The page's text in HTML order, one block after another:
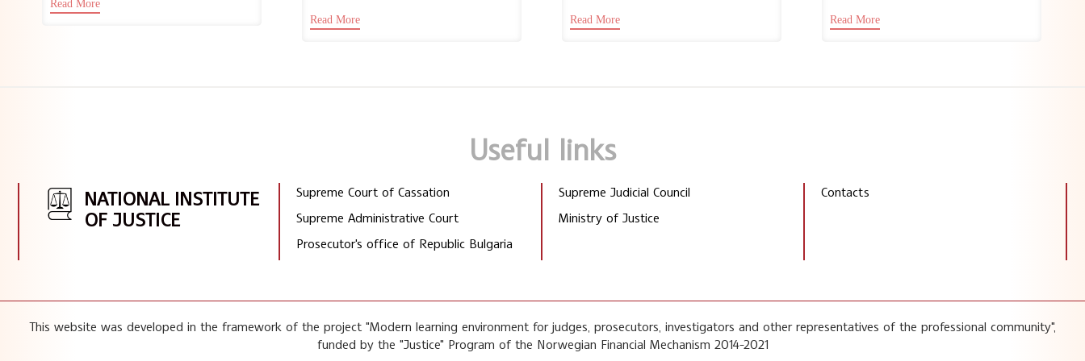
правосъдието, отправя покана за
Read More
откриване на учебната година...
Read More
гл. ас. д-р Николай...
Read More
директор на...
Read More
Useful links
NATIONAL INSTITUTE
OF JUSTICE
Supreme Court of Cassation
Supreme Administrative Court
Prosecutor's office of Republic Bulgaria
Supreme Judicial Council
Ministry of Justice
Contacts
This website was developed in the framework of the project "Modern learning environment for judges, prosecutors, investigators and other representatives of the professional community",
funded by the "Justice" Program of the Norwegian Financial Mechanism 2014-2021